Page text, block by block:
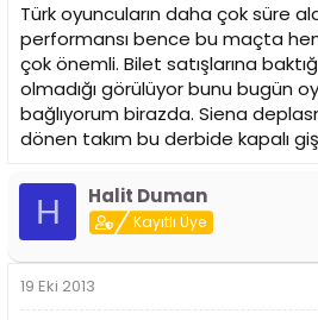
Türk oyuncuların daha çok süre
performansı bence bu maçta
çok önemli. Bilet satışlarına
olmadığı görülüyor bunu bugün
bağlıyorum birazda. Siena
dönen takım bu derbide kapalı
H Halit Duman
Kayıtlı Üye
19 Eki 2013